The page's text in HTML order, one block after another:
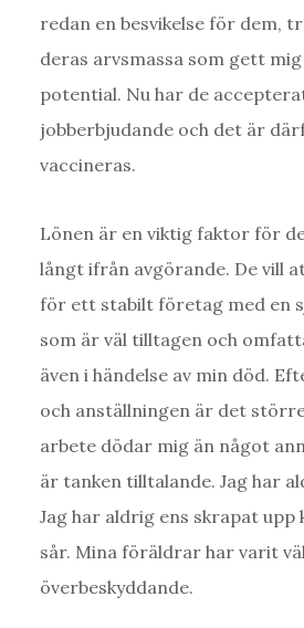
redan en besvikelse för dem,
deras arvsmassa som gett
potential. Nu har de
jobberbjudande och det är
vaccineras.
Lönen är en viktig faktor för
långt ifrån avgörande. De vill
för ett stabilt företag med en
som är väl tilltagen och
även i händelse av min död.
och anställningen är det
arbete dödar mig än något
är tanken tilltalande. Jag har
Jag har aldrig ens skrapat
sår. Mina föräldrar har varit
överbeskyddande.